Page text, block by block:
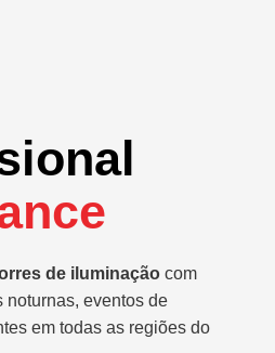
de iluminação com
noturnas, eventos de
em todas as regiões do